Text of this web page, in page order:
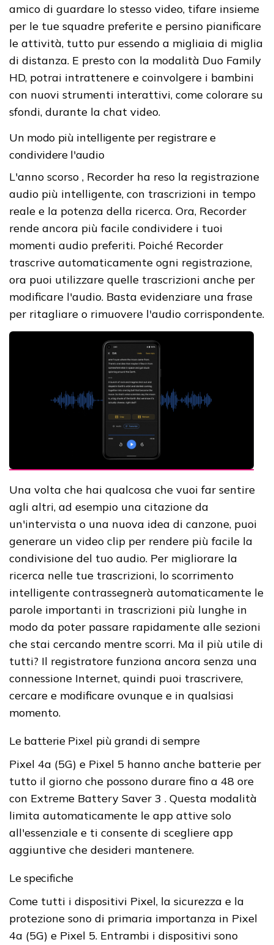
amico di guardare lo stesso video, tifare insieme
per le tue squadre preferite e persino pianificare
le attività, tutto pur essendo a migliaia di miglia
di distanza. E presto con la modalità Duo Family
HD, potrai intrattenere e coinvolgere i bambini
con nuovi strumenti interattivi, come colorare su
sfondi, durante la chat video.
Un modo più intelligente per registrare e
condividere l'audio
L'anno scorso , Recorder ha reso la registrazione
audio più intelligente, con trascrizioni in tempo
reale e la potenza della ricerca. Ora, Recorder
rende ancora più facile condividere i tuoi
momenti audio preferiti. Poiché Recorder
trascrive automaticamente ogni registrazione,
ora puoi utilizzare quelle trascrizioni anche per
modificare l'audio. Basta evidenziare una frase
per ritagliare o rimuovere l'audio corrispondente.
Una volta che hai qualcosa che vuoi far sentire
agli altri, ad esempio una citazione da
un'intervista o una nuova idea di canzone, puoi
generare un video clip per rendere più facile la
condivisione del tuo audio. Per migliorare la
ricerca nelle tue trascrizioni, lo scorrimento
intelligente contrassegnerà automaticamente le
parole importanti in trascrizioni più lunghe in
modo da poter passare rapidamente alle sezioni
che stai cercando mentre scorri. Ma il più utile di
tutti? Il registratore funziona ancora senza una
connessione Internet, quindi puoi trascrivere,
cercare e modificare ovunque e in qualsiasi
momento.
Le batterie Pixel più grandi di sempre
Pixel 4a (5G) e Pixel 5 hanno anche batterie per
tutto il giorno che possono durare fino a 48 ore
con Extreme Battery Saver 3 . Questa modalità
limita automaticamente le app attive solo
all'essenziale e ti consente di scegliere app
aggiuntive che desideri mantenere.
Le specifiche
Come tutti i dispositivi Pixel, la sicurezza e la
protezione sono di primaria importanza in Pixel
4a (5G) e Pixel 5. Entrambi i dispositivi sono